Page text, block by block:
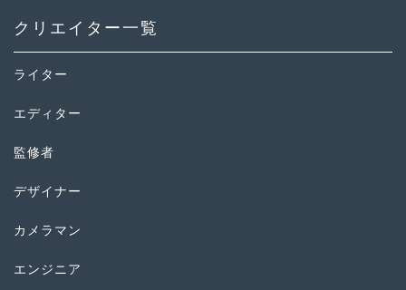
クリエイター一覧
ライター
エディター
監修者
デザイナー
カメラマン
エンジニア